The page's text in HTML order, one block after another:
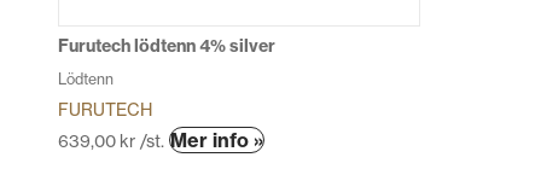
Furutech lödtenn 4% silver
Lödtenn
FURUTECH
639,00 kr /st. Mer info »